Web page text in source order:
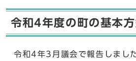
令和4年度の町の基本
令和4年3月議会で報告しまし